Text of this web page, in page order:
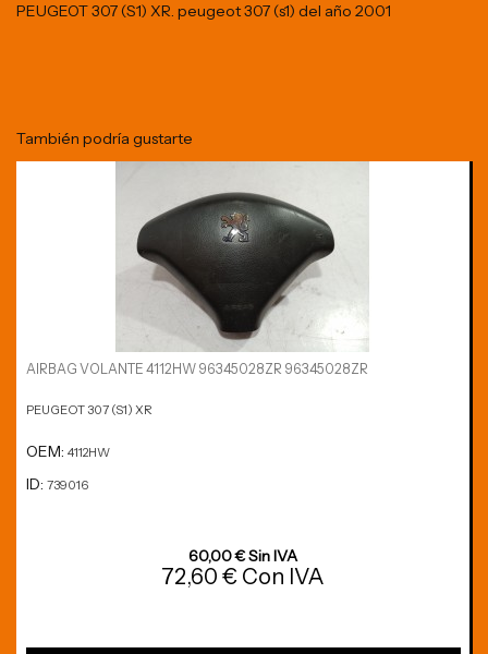
PEUGEOT 307 (S1) XR. peugeot 307 (s1) del año 2001
También podría gustarte
AIRBAG VOLANTE 4112HW 96345028ZR 96345028ZR
PEUGEOT 307 (S1) XR
OEM: 4112HW
ID: 739016
60,00 € Sin IVA
72,60 € Con IVA